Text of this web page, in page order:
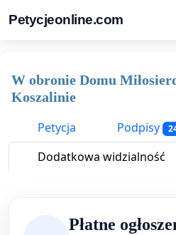
Petycjeonline.com
W obronie Domu
Koszalinie
Petycja
Podpisy
Dodatkowa widzialność
Płatne